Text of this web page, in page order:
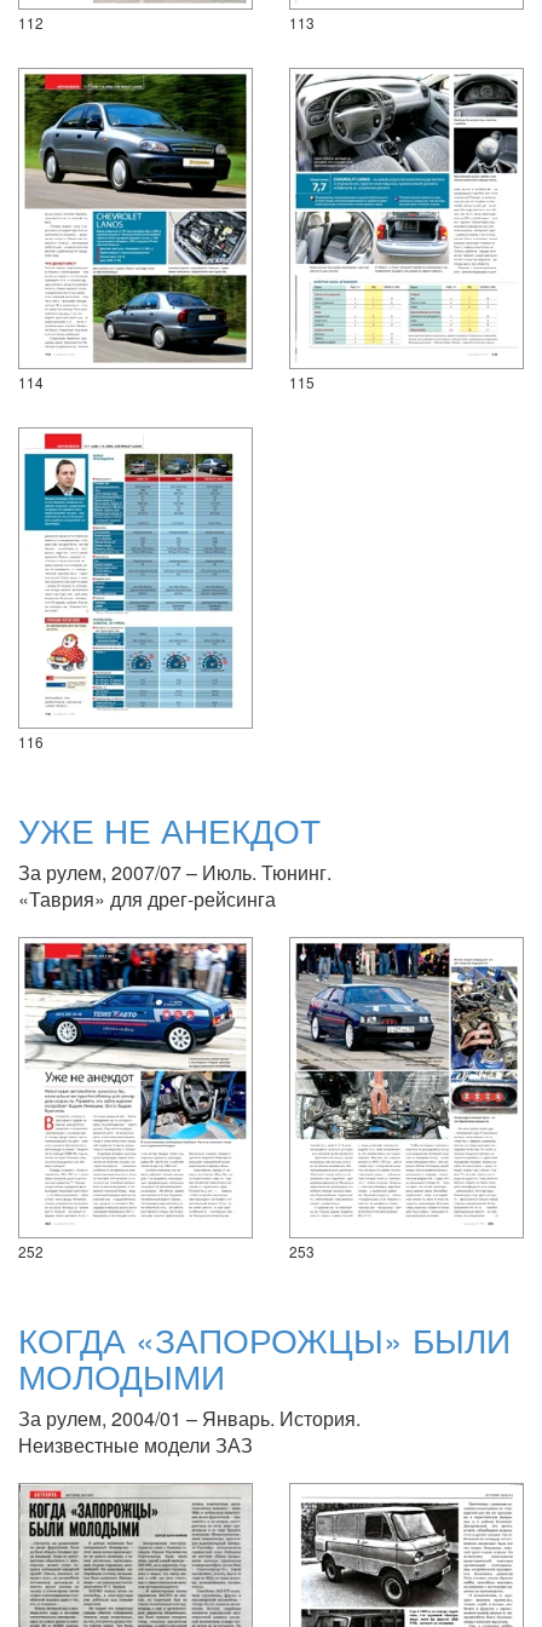
112 113
114 115
116
УЖЕ НЕ АНЕКДОТ
За рулем, 2007/07 – Июль. Тюнинг.
«Таврия» для дрег-рейсинга
252 253
КОГДА «ЗАПОРОЖЦЫ» БЫЛИ
МОЛОДЫМИ
За рулем, 2004/01 – Январь. История.
Неизвестные модели ЗАЗ